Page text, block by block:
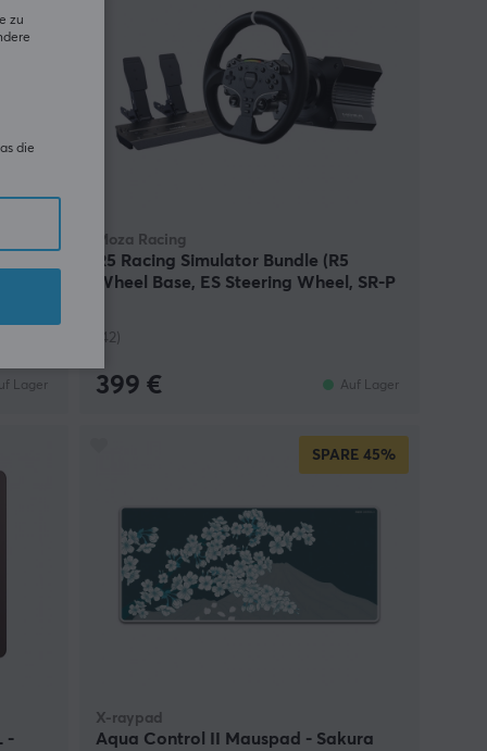
Lager
Moza Racing
R5 Racing Simulator Bundle (R5
Wheel Base, ES Steering Wheel, SR-P
(42)
399 € Auf Lager
-
SPARE 45%
X-raypad
Aqua Control II Mauspad - Sakura
zu
die